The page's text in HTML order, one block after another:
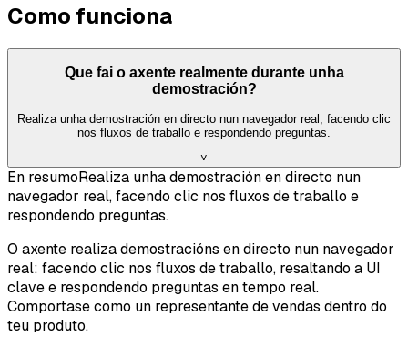
Como funciona
Que fai o axente realmente durante unha
demostración?
Realiza unha demostración en directo nun navegador real, facendo clic
nos fluxos de traballo e respondendo preguntas.
˅
En resumoRealiza unha demostración en directo nun
navegador real, facendo clic nos fluxos de traballo e
respondendo preguntas.
O axente realiza demostracións en directo nun navegador
real: facendo clic nos fluxos de traballo, resaltando a UI
clave e respondendo preguntas en tempo real.
Comportase como un representante de vendas dentro do
teu produto.